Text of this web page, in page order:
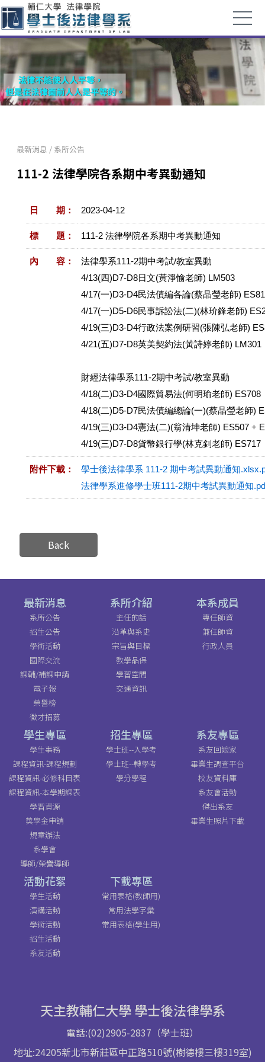
最新消息 / 系所公告
111-2 法律學院各系期中考異動通知
日 期： 2023-04-12
標 題： 111-2 法律學院各系期中考異動通知
內 容：
法律學系111-2期中考試/教室異動
4/13(四)D7-D8日文(黃淨愉老師) LM503
4/17(一)D3-D4民法債編各論(蔡晶瑩老師)
4/17(一)D5-D6民事訴訟法(二)(林玠鋒老師)
4/19(三)D3-D4行政法案例研習(張陳弘老師)
4/21(五)D7-D8英美契約法(黃詩婷老師) LM301
財經法律學系111-2期中考試/教室異動
4/18(二)D3-D4國際貿易法(何明瑜老師) ES708
4/18(二)D5-D7民法債編總論(一)(蔡晶瑩老師)
4/19(三)D3-D4憲法(二)(翁清坤老師) ES507 +
4/19(三)D7-D8貨幣銀行學(林克釗老師) ES717
附件下載：
學士後法律學系 111-2 期中考試異動通知
法律學系進修學士班111-2期中考試異動通知
Back
最新消息
系所公告
招生公告
學術活動
國際交流
課輔/補課申請
電子報
榮譽榜
徵才招募
系所介紹
主任的話
沿革與系史
宗旨與目標
教學品保
學習空間
交通資訊
本系成員
專任師資
兼任師資
行政人員
學生專區
學生事務
課程資訊-課程規劃
課程資訊-必修科目表
課程資訊-本學期課表
學習資源
獎學金申請
規章辦法
系學會
導師/榮譽導師
招生專區
學士班--入學考
學士班--轉學考
學分學程
系友專區
系友回娘家
畢業生調查平台
校友資料庫
系友會活動
傑出系友
畢業生照片下載
活動花絮
學生活動
演講活動
學術活動
招生活動
系友活動
下載專區
常用表格(教師用)
常用法學字彙
常用表格(學生用)
天主教輔仁大學 學士後法律學系
電話:(02)2905-2837（學士班）
地址:24205新北市新莊區中正路510號(樹德樓三樓319室)